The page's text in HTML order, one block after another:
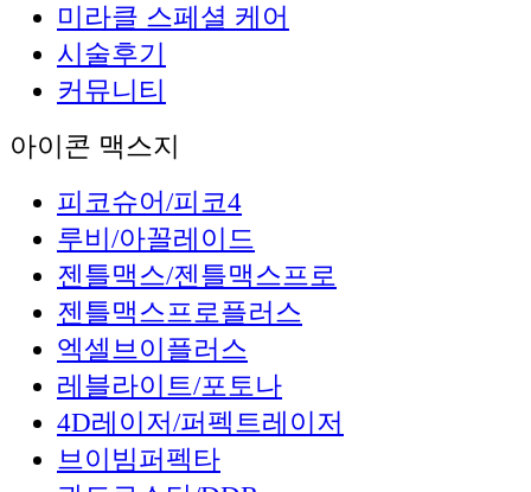
미라클 스페셜 케어
시술후기
커뮤니티
아이콘 맥스지
피코슈어/피코4
루비/아꼴레이드
젠틀맥스/젠틀맥스프로
젠틀맥스프로플러스
엑셀브이플러스
레블라이트/포토나
4D레이저/퍼펙트레이저
브이빔퍼펙타